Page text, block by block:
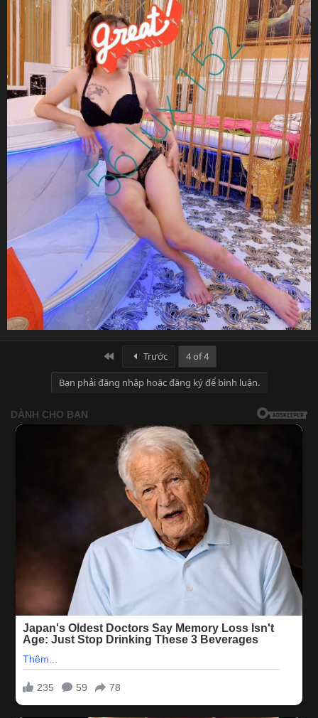
Trước 4 of 4
Bạn phải đăng nhập hoặc đăng ký để bình luận.